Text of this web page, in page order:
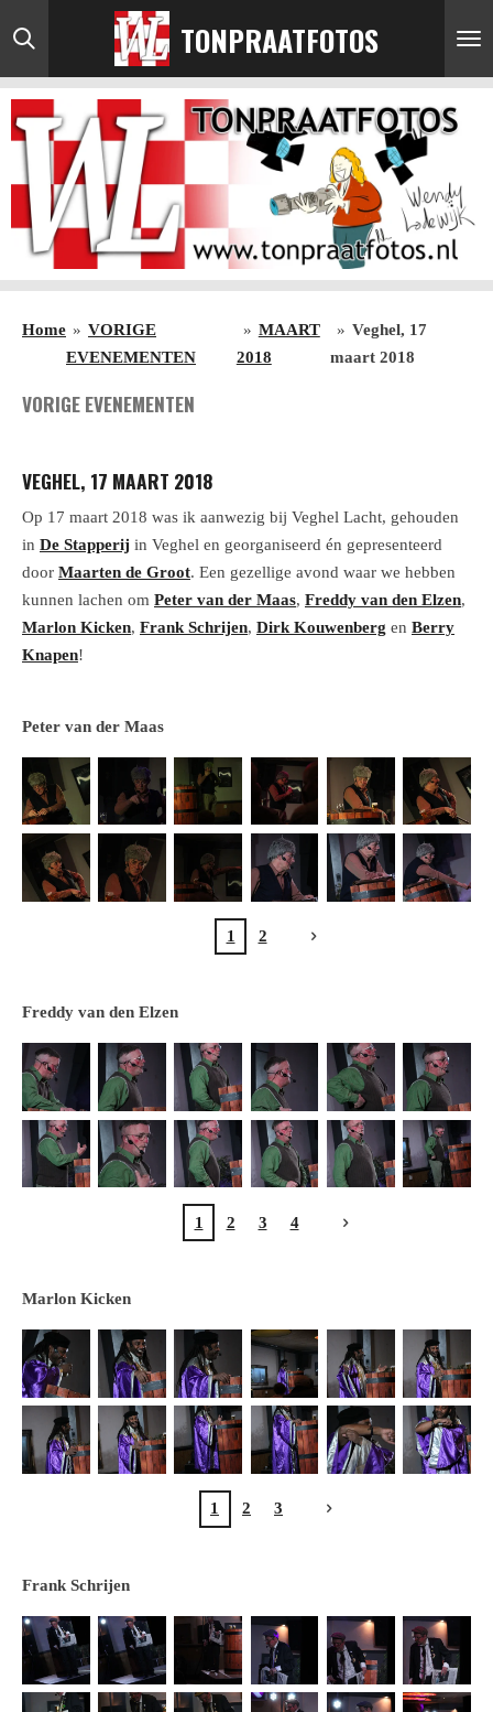
Ga
direct
naar
hoofdinhoud
TONPRAATFOTOS
Home » VORIGE
EVENEMENTEN
» MAART
2018
» Veghel, 17
maart 2018
VORIGE EVENEMENTEN
VEGHEL, 17 MAART 2018
Op 17 maart 2018 was ik aanwezig bij Veghel Lacht, gehouden
in De Stapperij in Veghel en georganiseerd én gepresenteerd
door Maarten de Groot. Een gezellige avond waar we hebben
kunnen lachen om Peter van der Maas, Freddy van den Elzen,
Marlon Kicken, Frank Schrijen, Dirk Kouwenberg en Berry
Knapen!
Peter van der Maas
1 2
Freddy van den Elzen
1 2 3 4
Marlon Kicken
1 2 3
Frank Schrijen